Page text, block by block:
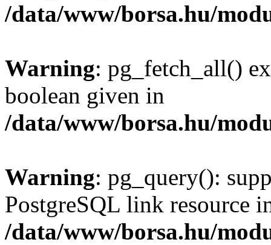
/data/www/borsa.hu/
Warning: pg_fetch_all()
boolean given in
/data/www/borsa.hu/
Warning: pg_query():
PostgreSQL link resource
/data/www/borsa.hu/